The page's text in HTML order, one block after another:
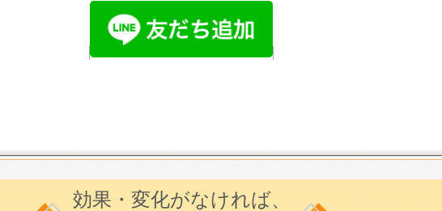
効果・変化がなければ、